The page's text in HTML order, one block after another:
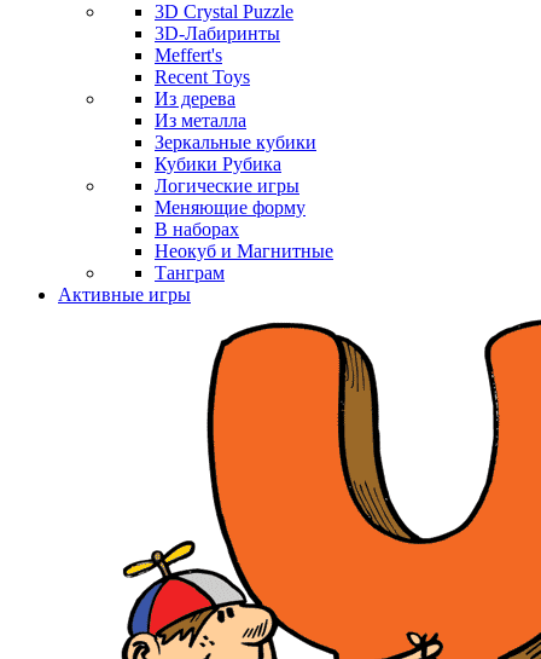
3D Crystal Puzzle
3D-Лабиринты
Meffert's
Recent Toys
Из дерева
Из металла
Зеркальные кубики
Кубики Рубика
Логические игры
Меняющие форму
В наборах
Неокуб и Магнитные
Танграм
Активные игры